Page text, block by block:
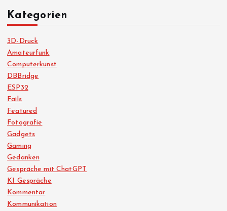
Kategorien
3D-Druck
Amateurfunk
Computerkunst
DBBridge
ESP32
Fails
Featured
Fotografie
Gadgets
Gaming
Gedanken
Gespräche mit ChatGPT
KI Gespräche
Kommentar
Kommunikation